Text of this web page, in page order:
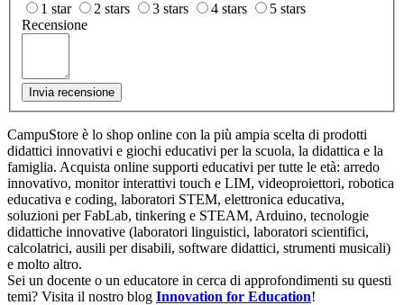
1 star
2 stars 3 stars 4 stars
5 stars
Recensione
Invia recensione
CampuStore è lo shop online con la più ampia scelta di prodotti
didattici innovativi e giochi educativi per la scuola, la didattica e la
famiglia. Acquista online supporti educativi per tutte le età: arredo
innovativo, monitor interattivi touch e LIM, videoproiettori, robotica
educativa e coding, laboratori STEM, elettronica educativa,
soluzioni per FabLab, tinkering e STEAM, Arduino, tecnologie
didattiche innovative (laboratori linguistici, laboratori scientifici,
calcolatrici, ausili per disabili, software didattici, strumenti musicali)
e molto altro.
Sei un docente o un educatore in cerca di approfondimenti su questi
temi? Visita il nostro blog Innovation for Education!